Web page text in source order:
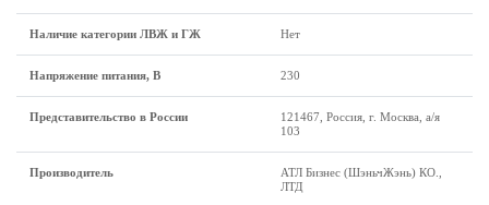
Наличие категории ЛВЖ и ГЖ Нет
Напряжение питания, В 230
Представительство в России
121467, Россия, г. Москва, а/я
103
Производитель
АТЛ Бизнес (ШэньчЖэнь) КО.,
ЛТД